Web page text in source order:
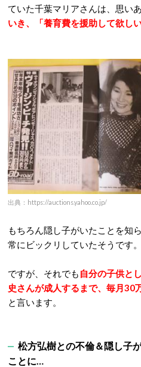
ていた千葉マリアさんは、思い
いき、「養育費を援助して欲し
出典：https://auctions.yahoo.co.jp/
もちろん隠し子がいたことを知
常にビックリしていたそうです。
ですが、それでも 自分の子供と
史さんが成人するまで、毎月30
と言います。
松方弘樹との不倫＆隠し子
ことに…